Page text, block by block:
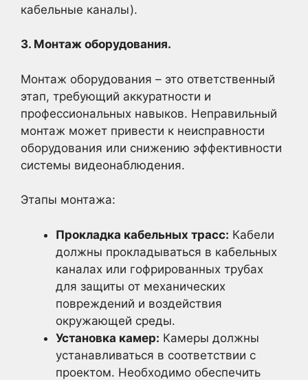
кабельные каналы).
3. Монтаж оборудования.
Монтаж оборудования – это ответственный
этап, требующий аккуратности и
профессиональных навыков. Неправильный
монтаж может привести к неисправности
оборудования или снижению эффективности
системы видеонаблюдения.
Этапы монтажа:
Прокладка кабельных трасс: Кабели
должны прокладываться в кабельных
каналах или гофрированных трубах
для защиты от механических
повреждений и воздействия
окружающей среды.
Установка камер: Камеры должны
устанавливаться в соответствии с
проектом. Необходимо обеспечить